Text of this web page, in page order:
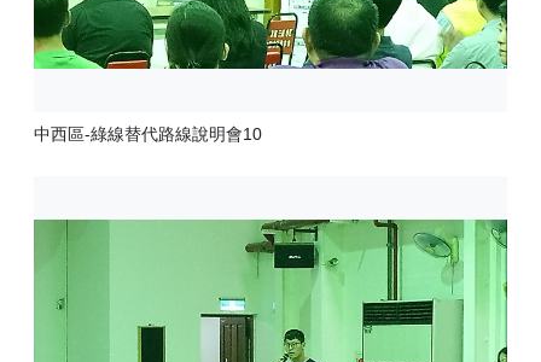
中西區-綠線替代路線說明會10